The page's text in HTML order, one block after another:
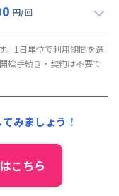
円/回
。1日単位で利用期間を選
栓手続き・契約は不要で
みましょう！
こちら